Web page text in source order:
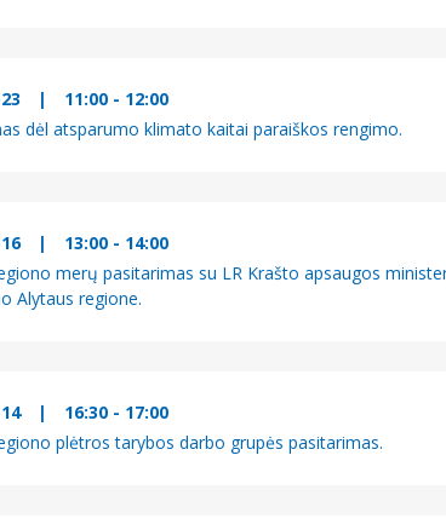
|
11:00 - 12:00
dėl atsparumo klimato kaitai paraiškos rengimo.
|
13:00 - 14:00
merų pasitarimas su LR Krašto apsaugos
Alytaus regione.
|
16:30 - 17:00
plėtros tarybos darbo grupės pasitarimas.